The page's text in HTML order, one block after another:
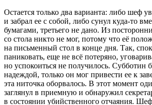
Остается только два варианта: либо шеф
и забрал ее с собой, либо сунул куда-то
бумагами, третьего не дано. Из
со стола никто не мог, потому что её
на письменный стол в конце дня. Так,
паниковать, еще не всё потеряно,
но успокоиться не получилось. Субботин
надеждой, только он мог привести ее к
эта ниточка оборвалось. В этот момент
заглянул в приемную и обнаружил
в состоянии убийственного отчаяния.